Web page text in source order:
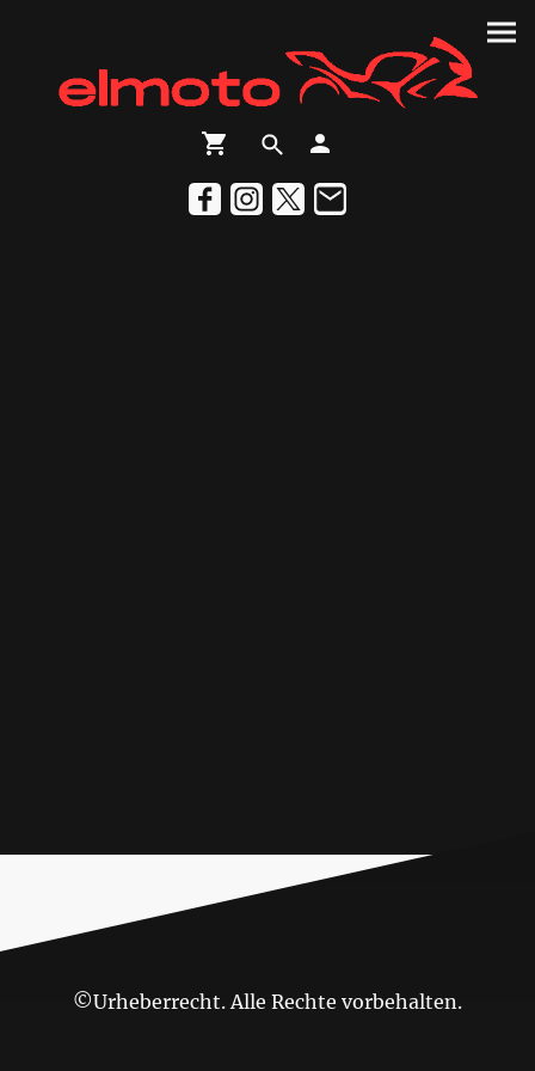
©Urheberrecht. Alle Rechte vorbehalten.